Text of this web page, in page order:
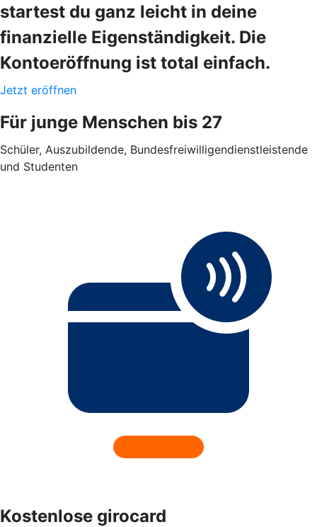
startest du ganz leicht in deine
finanzielle Eigenständigkeit. Die
Kontoeröffnung ist total einfach.
Jetzt eröffnen
Für junge Menschen bis 27
Schüler, Auszubildende, Bundesfreiwilligendienstleistende
und Studenten
Kostenlose girocard